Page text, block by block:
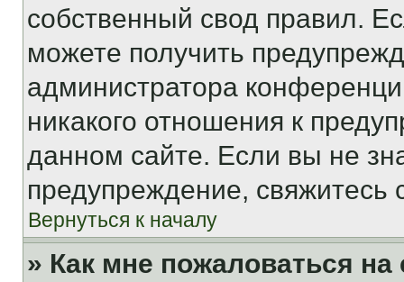
собственный свод правил.
можете получить
администратора
никакого отношения к
данном сайте. Если вы не
предупреждение,
Вернуться к началу
» Как мне пожаловаться